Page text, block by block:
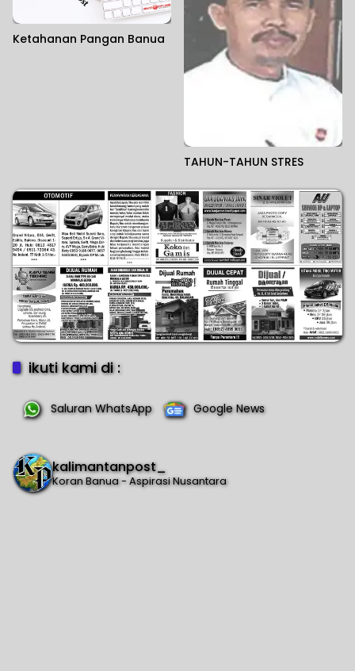
Ketahanan Pangan Banua
TAHUN-TAHUN STRES
ikuti kami di :
Saluran WhatsApp Google News
kalimantanpost_
Koran Banua - Aspirasi Nusantara